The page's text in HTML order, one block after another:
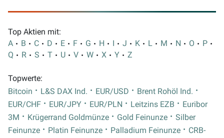
Top Aktien mit:
A
B C D E F G H I J K L M N O
P
Q
R S T U V W X Y Z
Topwerte:
Bitcoin
L&S DAX Ind. EUR/USD
Brent Rohöl Ind.
EUR/CHF
EUR/JPY EUR/PLN Leitzins EZB
Euribor
3M
Krügerrand Goldmünze Gold Feinunze
Silber
Feinunze
Platin Feinunze Palladium Feinunze
CRB-